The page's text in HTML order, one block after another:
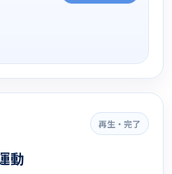
再生・完了
動